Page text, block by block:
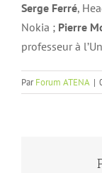
Serge Ferré,
Nokia ; Pierre
professeur à
ParForum ATENA |